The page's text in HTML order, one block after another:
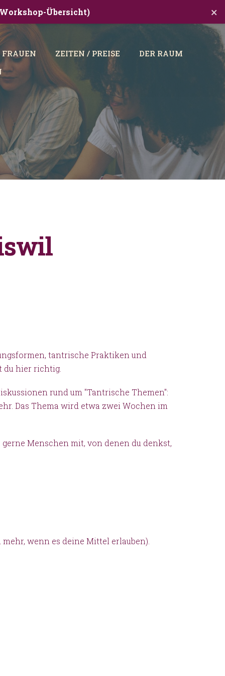
Übersicht) ×
FRAUEN ZEITEN / PREISE
DER RAUM
tantrische Praktiken und
du hier richtig.
rund um "Tantrische Themen":
Das Thema wird etwa zwei Wochen im
Menschen mit, von denen du denkst,
wenn es deine Mittel erlauben).